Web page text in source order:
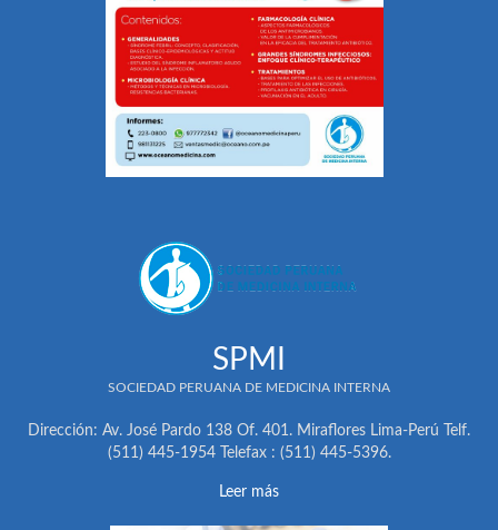
SPMI
SOCIEDAD PERUANA DE MEDICINA INTERNA
Dirección: Av. José Pardo 138 Of. 401. Miraflores Lima-Perú Telf.
(511) 445-1954 Telefax : (511) 445-5396.
Leer más